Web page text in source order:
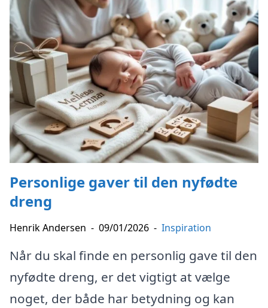
Personlige gaver til den nyfødte
dreng
Henrik Andersen - 09/01/2026 - Inspiration
Når du skal finde en personlig gave til den
nyfødte dreng, er det vigtigt at vælge
noget, der både har betydning og kan